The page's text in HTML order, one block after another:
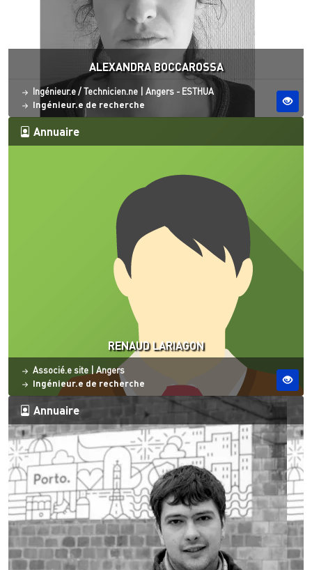
ALEXANDRA BOCCAROSSA
Statut
Ingénieur.e / Technicien.ne Site ESO
Angers - ESTHUA
Ingénieur.e de recherche
Annuaire
RENAUD LARIAGON
Statut
Associé.e site Site ESO
Angers
Ingénieur.e de recherche
Annuaire